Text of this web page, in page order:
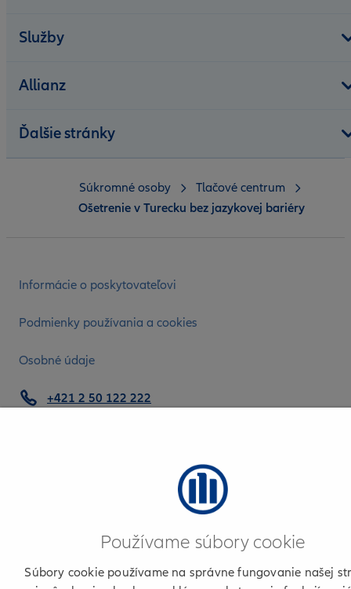
Služby
Allianz
Ďalšie stránky
Informácie o poskytovateľovi
Podmienky používania a cookies
Osobné údaje
+421 2 50 122 222
Súkromné osoby
Tlačové centrum
Ošetrenie v Turecku bez jazykovej bariéry
Používame súbory cookie
Súbory cookie používame na správne fungovanie našej